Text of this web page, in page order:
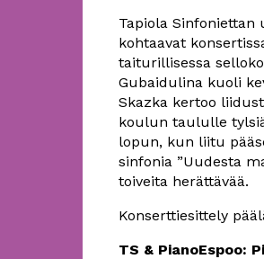
Tapiola
kohtaavat
taiturillisessa
Gubaidulina kuoli
Skazka kertoo
koulun taululle
lopun, kun liitu
sinfonia ”Uudesta
toiveita herättävää.
Konserttiesittely
TS & PianoEspoo: